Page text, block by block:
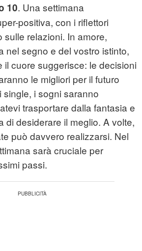
10. Una settimana
positiva, con i riflettori
sulle relazioni. In amore,
nel segno e del vostro istinto,
il cuore suggerisce: le decisioni
le migliori per il futuro
single, i sogni saranno
trasportare dalla fantasia e
di desiderare il meglio. A volte,
può davvero realizzarsi. Nel
sarà cruciale per
passi.